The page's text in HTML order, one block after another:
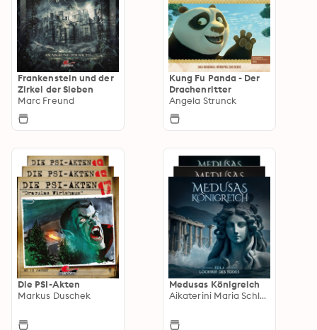
Frankenstein und der
Zirkel der Sieben
Marc Freund
Kung Fu Panda - Der
Drachenritter
Angela Strunck
Die PSI-Akten
Markus Duschek
Medusas Königreich
Aikaterini Maria Schlösser